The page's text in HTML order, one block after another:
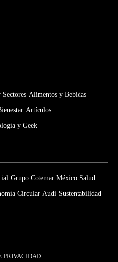
Sectores Alimentos y Bebidas
Artículos
y Geek
Grupo Cotemar México Salud
Circular Audi Sustentabilidad
PRIVACIDAD